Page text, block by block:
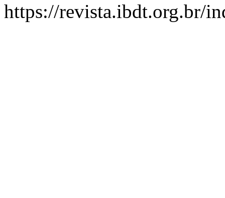
https://revista.ibdt.org.br/